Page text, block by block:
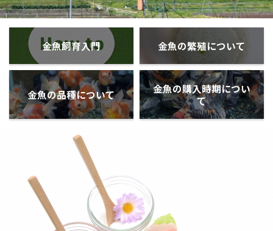
金魚飼育入門 金魚の繁殖について
金魚の品種について
金魚の購入時期につい
て